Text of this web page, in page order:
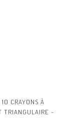
CRAYONS À
TRIANGULAIRE -